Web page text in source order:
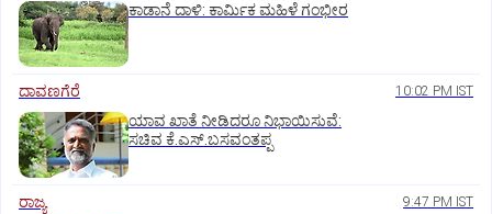
ಕಾಡಾನೆ ದಾಳಿ: ಕಾರ್ಮಿಕ ಮಹಿಳೆ ಗಂಭೀರ
ದಾವಣಗೆರೆ 10:02 PM IST
ಯಾವ ಖಾತೆ ನೀಡಿದರೂ ನಿಭಾಯಿಸುವೆ:
ಸಚಿವ ಕೆ.ಎಸ್.ಬಸವಂತಪ್ಪ
ರಾಜ್ಯ 9:47 PM IST